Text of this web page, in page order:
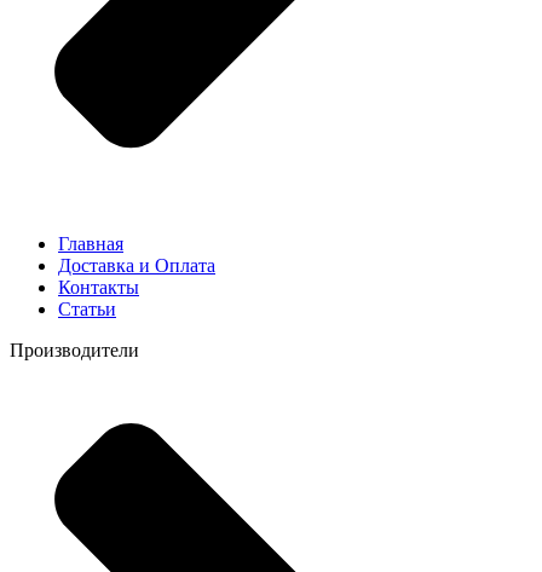
Главная
Доставка и Оплата
Контакты
Статьи
Производители